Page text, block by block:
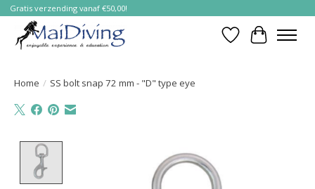
Gratis verzending vanaf €50,00!
Verlanglijst
Home / SS bolt snap 72 mm - "D" type eye